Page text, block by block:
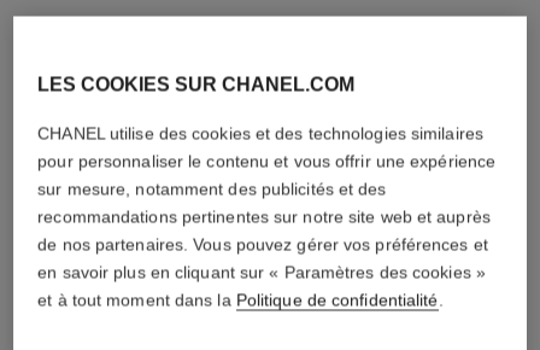
caractéristiques
LES COOKIES SUR CHANEL.COM
CHANEL utilise des cookies et des technologies similaires
pour personnaliser le contenu et vous offrir une expérience
sur mesure, notamment des publicités et des
recommandations pertinentes sur notre site web et auprès
de nos partenaires. Vous pouvez gérer vos préférences et
en savoir plus en cliquant sur « Paramètres des cookies »
et à tout moment dans la Politique de confidentialité.